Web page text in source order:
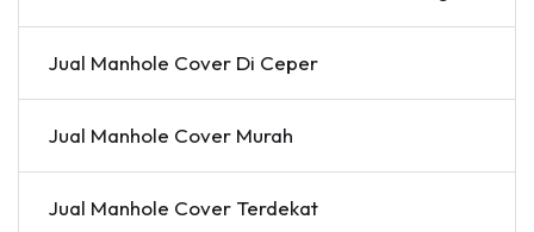
Jual Manhole Cover Di Ceper
Jual Manhole Cover Murah
Jual Manhole Cover Terdekat